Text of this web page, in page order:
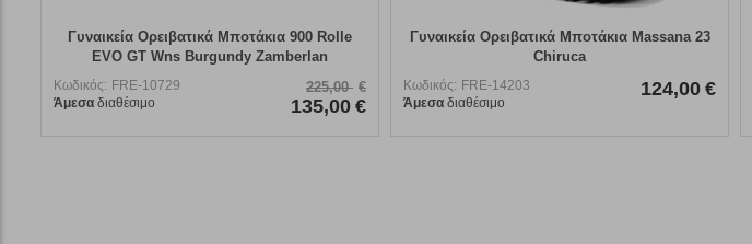
Γυναικεία Ορειβατικά Μποτάκια 900 Rolle
EVO GT Wns Burgundy Zamberlan
Κωδικός: FRE-10729
Άμεσα διαθέσιμο
225,00 €
135,00 €
Γυναικεία Ορειβατικά Μποτάκια Massana 23
Chiruca
Κωδικός: FRE-14203
Άμεσα διαθέσιμο
124,00 €